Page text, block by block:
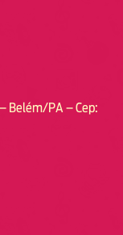
Belém/PA – Cep: